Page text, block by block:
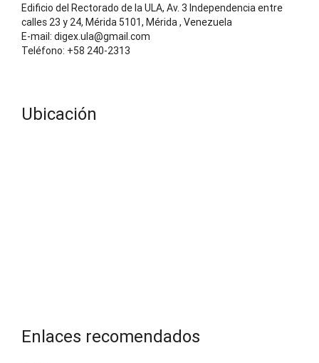
Edificio del Rectorado de la ULA, Av. 3 Independencia entre
calles 23 y 24, Mérida 5101, Mérida , Venezuela
E-mail: digex.ula@gmail.com
Teléfono: +58 240-2313
Ubicación
Enlaces recomendados